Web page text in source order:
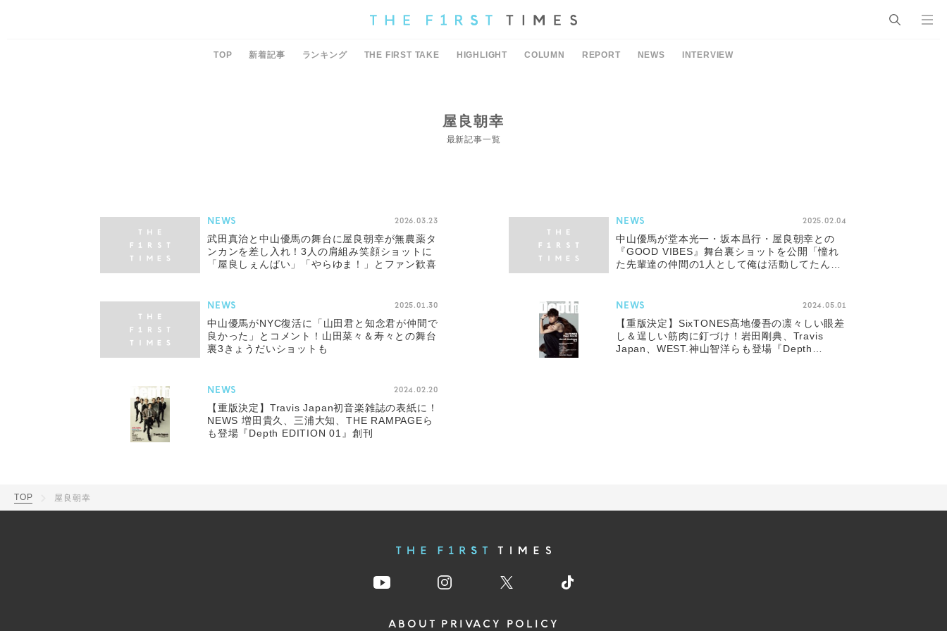
TOP 新着記事 ランキング THE FIRST TAKE HIGHLIGHT COLUMN REPORT NEWS INTERVIEW
屋良朝幸
最新記事一覧
NEWS 2026.03.23
武田真治と中山優馬の舞台に屋良朝幸が無農薬タ
ンカンを差し入れ！3人の肩組み笑顔ショットに
「屋良しぇんぱい」「やらゆま！」とファン歓喜
NEWS 2025.02.04
中山優馬が堂本光一・坂本昌行・屋良朝幸との
『GOOD VIBES』舞台裏ショットを公開「憧れ
た先輩達の仲間の1人として俺は活動してたん
NEWS 2025.01.30
中山優馬がNYC復活に「山田君と知念君が仲間で
良かった」とコメント！山田菜々＆寿々との舞台
裏3きょうだいショットも
NEWS 2024.05.01
【重版決定】SixTONES髙地優吾の凛々しい眼差
し＆逞しい筋肉に釘づけ！岩田剛典、Travis
Japan、WEST.神山智洋らも登場『Depth
NEWS 2024.02.20
【重版決定】Travis Japan初音楽雑誌の表紙に！
NEWS 増田貴久、三浦大知、THE RAMPAGEら
も登場『Depth EDITION 01』創刊
TOP 屋良朝幸
ABOUT PRIVACY POLICY